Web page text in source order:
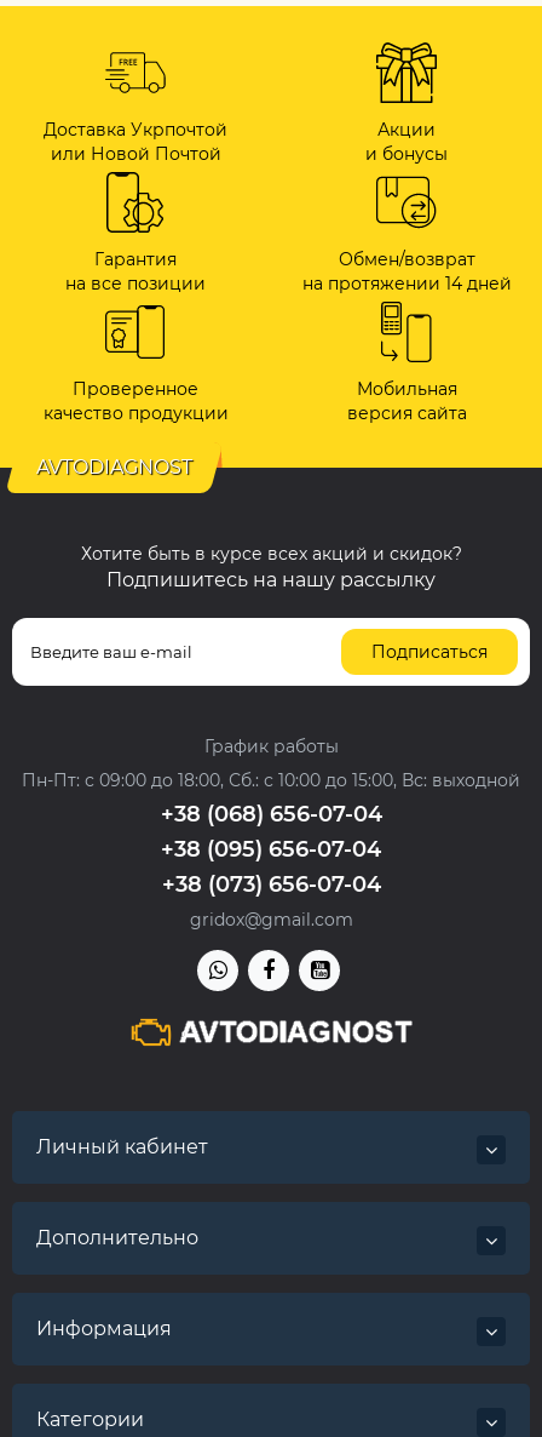
Доставка Укрпочтой
или Новой Почтой
Акции
и бонусы
Гарантия
на все позиции
Обмен/возврат
на протяжении 14 дней
Проверенное
качество продукции
Мобильная
версия сайта
AVTODIAGNOST
Хотите быть в курсе всех акций и скидок?
Подпишитесь на нашу рассылку
Подписаться
График работы
Пн-Пт: с 09:00 до 18:00, Сб.: с 10:00 до 15:00, Вс: выходной
+38 (068) 656-07-04
+38 (095) 656-07-04
+38 (073) 656-07-04
gridox@gmail.com
Личный кабинет
Дополнительно
Информация
Категории